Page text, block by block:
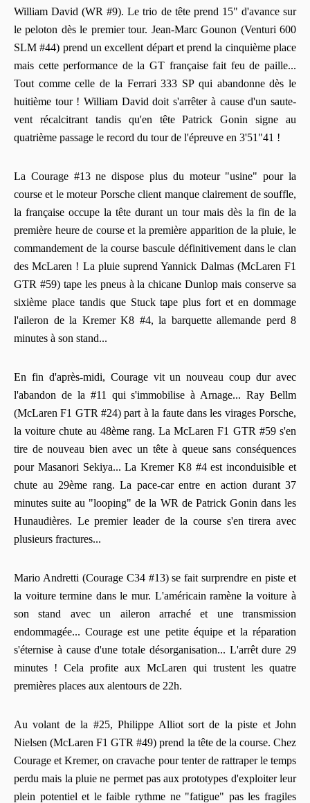
William David (WR #9). Le trio de tête prend 15" d'avance sur
le peloton dès le premier tour. Jean-Marc Gounon (Venturi 600
SLM #44) prend un excellent départ et prend la cinquième place
mais cette performance de la GT française fait feu de paille...
Tout comme celle de la Ferrari 333 SP qui abandonne dès le
huitième tour ! William David doit s'arrêter à cause d'un saute-
vent récalcitrant tandis qu'en tête Patrick Gonin signe au
quatrième passage le record du tour de l'épreuve en 3'51"41 !
La Courage #13 ne dispose plus du moteur "usine" pour la
course et le moteur Porsche client manque clairement de souffle,
la française occupe la tête durant un tour mais dès la fin de la
première heure de course et la première apparition de la pluie, le
commandement de la course bascule définitivement dans le clan
des McLaren ! La pluie suprend Yannick Dalmas (McLaren F1
GTR #59) tape les pneus à la chicane Dunlop mais conserve sa
sixième place tandis que Stuck tape plus fort et en dommage
l'aileron de la Kremer K8 #4, la barquette allemande perd 8
minutes à son stand...
En fin d'après-midi, Courage vit un nouveau coup dur avec
l'abandon de la #11 qui s'immobilise à Arnage... Ray Bellm
(McLaren F1 GTR #24) part à la faute dans les virages Porsche,
la voiture chute au 48ème rang. La McLaren F1 GTR #59 s'en
tire de nouveau bien avec un tête à queue sans conséquences
pour Masanori Sekiya... La Kremer K8 #4 est inconduisible et
chute au 29ème rang. La pace-car entre en action durant 37
minutes suite au "looping" de la WR de Patrick Gonin dans les
Hunaudières. Le premier leader de la course s'en tirera avec
plusieurs fractures...
Mario Andretti (Courage C34 #13) se fait surprendre en piste et
la voiture termine dans le mur. L'américain ramène la voiture à
son stand avec un aileron arraché et une transmission
endommagée... Courage est une petite équipe et la réparation
s'éternise à cause d'une totale désorganisation... L'arrêt dure 29
minutes ! Cela profite aux McLaren qui trustent les quatre
premières places aux alentours de 22h.
Au volant de la #25, Philippe Alliot sort de la piste et John
Nielsen (McLaren F1 GTR #49) prend la tête de la course. Chez
Courage et Kremer, on cravache pour tenter de rattraper le temps
perdu mais la pluie ne permet pas aux prototypes d'exploiter leur
plein potentiel et le faible rythme ne "fatigue" pas les fragiles